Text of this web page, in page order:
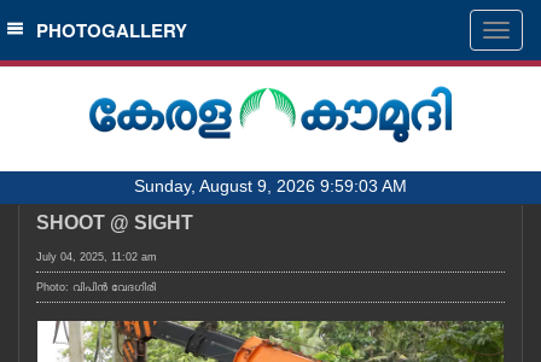
SECTIONS
HOME
NOTIFIED NEWS
KERALA
LOCAL
PHOTOGALLERY
Sunday, August 9, 2026 9:59:03 AM
SHOOT @ SIGHT
July 04, 2025, 11:02 am
Photo: വിപിൻ വേദഗിരി